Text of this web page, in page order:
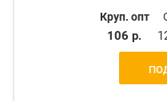
Круп. опт
106 р.